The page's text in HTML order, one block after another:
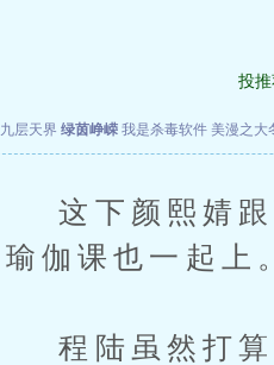
投
九层天界 绿茵峥嵘 我是杀毒软件 美漫之大
这下颜熙婧跟
瑜伽课也一起上
程陆虽然打算